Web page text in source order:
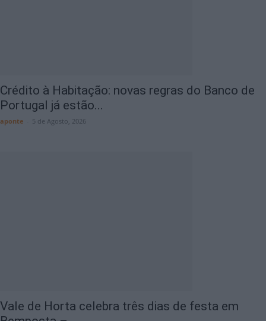
Crédito à Habitação: novas regras do Banco de
Portugal já estão...
aponte 5 de Agosto, 2026
Vale de Horta celebra três dias de festa em